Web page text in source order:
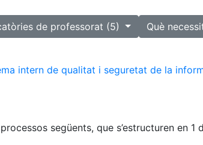
de professorat (5)
Què
intern de qualitat i seguretat de la
següents, que s’estructuren en 1